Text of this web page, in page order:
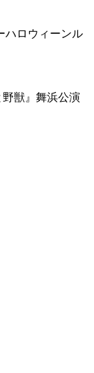
ハロウィーンル
獣』舞浜公演